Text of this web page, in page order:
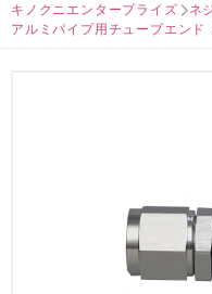
キノクニエンタープライズ ネ
アルミパイプ用チューブエンド